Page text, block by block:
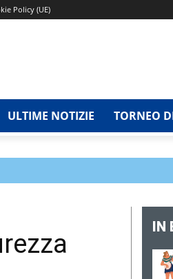
Policy (UE)
ULTIME NOTIZIE TORNEO
IN